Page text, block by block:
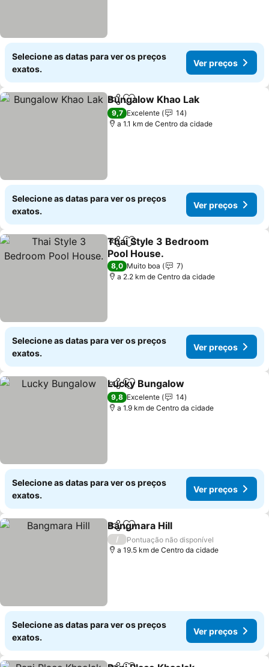
Selecione as datas para ver os preços
exatos.
Ver preços
PartilharAdicionar aos favoritos
Bungalow Khao Lak
9,7 Excelente
14
a 1.1 km de Centro da cidade
Selecione as datas para ver os preços
exatos.
Ver preços
PartilharAdicionar aos favoritos
Thai Style 3 Bedroom
Pool House.
8,0 Muito boa
7
a 2.2 km de Centro da cidade
Selecione as datas para ver os preços
exatos.
Ver preços
PartilharAdicionar aos favoritos
Lucky Bungalow
9,8 Excelente
14
a 1.9 km de Centro da cidade
Selecione as datas para ver os preços
exatos.
Ver preços
PartilharAdicionar aos favoritos
Bangmara Hill
/
Pontuação não disponível
a 19.5 km de Centro da cidade
Selecione as datas para ver os preços
exatos.
Ver preços